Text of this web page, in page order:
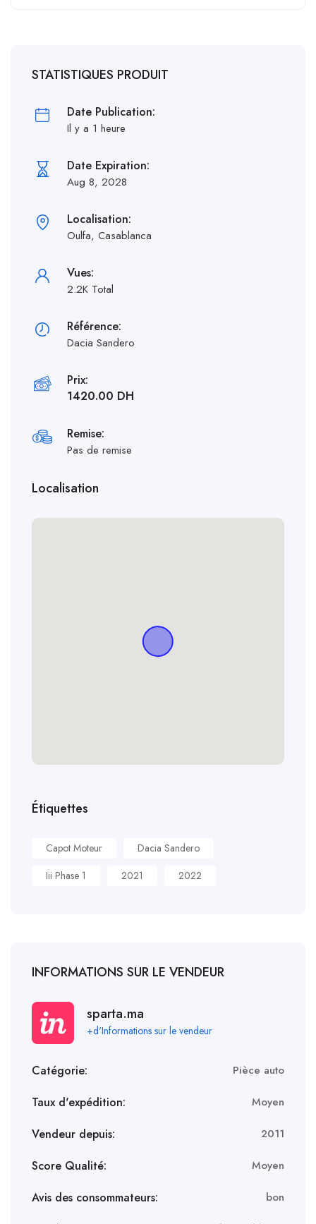
STATISTIQUES PRODUIT
Date Publication:
Il y a 1 heure
Date Expiration:
Aug 8, 2028
Localisation:
Oulfa, Casablanca
Vues:
2.2K Total
Référence:
Dacia Sandero
Prix:
1420.00 DH
Remise:
Pas de remise
Localisation
Étiquettes
Capot Moteur
Dacia Sandero
Iii Phase 1
2021 2022
INFORMATIONS SUR LE VENDEUR
sparta.ma
+d'Informations sur le vendeur
Catégorie: Pièce auto
Taux d'expédition: Moyen
Vendeur depuis: 2011
Score Qualité: Moyen
Avis des consommateurs: bon